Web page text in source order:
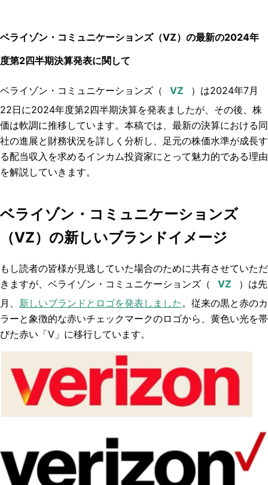
ベライゾン・コミュニケーションズ（VZ）の最新の2024年
度第2四半期決算発表に関して
ベライゾン・コミュニケーションズ（ ） は2024年7月
22日に2024年度第2四半期決算を発表ましたが、 その後、株
価は軟調に推移しています。本稿では、最新の決算における同
社の進展と財務状況を詳しく分析し、足元の株価水準が成長す
る配当収入を求めるインカム投資家にとって魅力的である理由
を解説していきます。
ベライゾン・コミュニケーションズ
（VZ）の新しいブランドイメージ
もし読者の皆様が見逃していた場合のために共有させていただ
きますが、ベライゾン・コミュニケーションズ（
）は先
月、 新しいブランドとロゴを発表しました。従来の黒と赤のカ
ラーと象徴的な赤いチェックマークのロゴから、黄色い光を帯
びた赤い「V」に移行しています。